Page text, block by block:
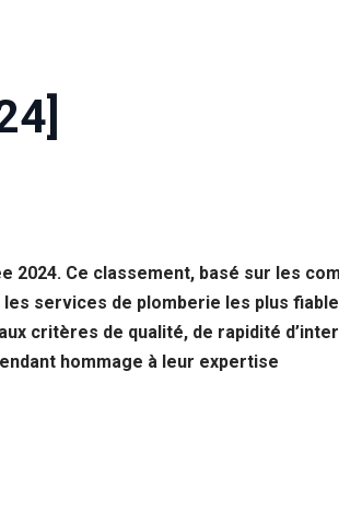
2024. Ce classement, basé sur les
services de plomberie les plus
critères de qualité, de rapidité
hommage à leur expertise